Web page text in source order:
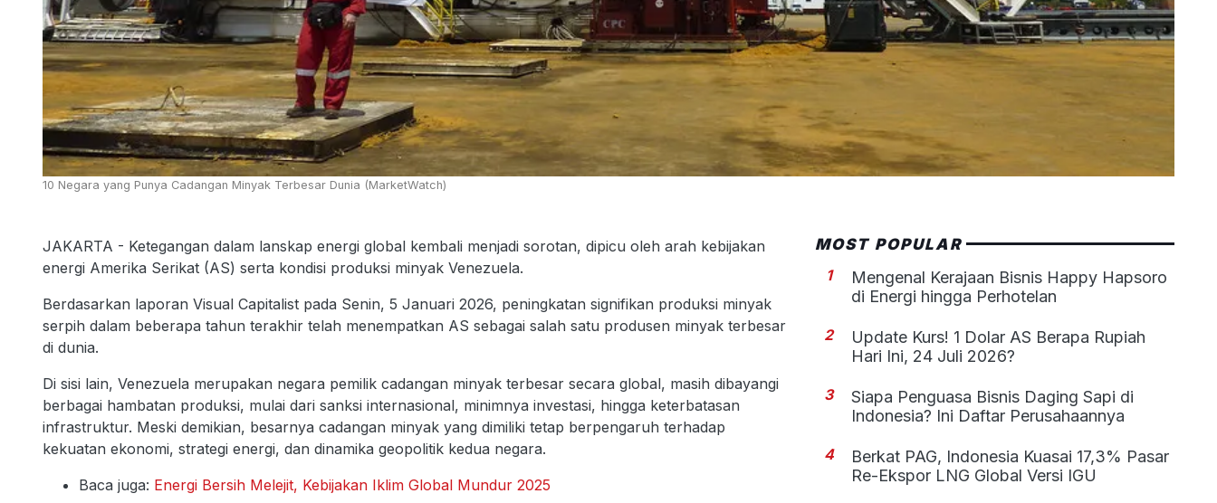
10 Negara yang Punya Cadangan Minyak Terbesar Dunia (MarketWatch)
JAKARTA - Ketegangan dalam lanskap energi global kembali menjadi sorotan, dipicu oleh arah kebijakan
energi Amerika Serikat (AS) serta kondisi produksi minyak Venezuela.
Berdasarkan laporan Visual Capitalist pada Senin, 5 Januari 2026, peningkatan signifikan produksi minyak
serpih dalam beberapa tahun terakhir telah menempatkan AS sebagai salah satu produsen minyak terbesar
di dunia.
Di sisi lain, Venezuela merupakan negara pemilik cadangan minyak terbesar secara global, masih dibayangi
berbagai hambatan produksi, mulai dari sanksi internasional, minimnya investasi, hingga keterbatasan
infrastruktur. Meski demikian, besarnya cadangan minyak yang dimiliki tetap berpengaruh terhadap
kekuatan ekonomi, strategi energi, dan dinamika geopolitik kedua negara.
Baca juga: Energi Bersih Melejit, Kebijakan Iklim Global Mundur 2025
MOST POPULAR
1
Mengenal Kerajaan Bisnis Happy Hapsoro
di Energi hingga Perhotelan
2
Update Kurs! 1 Dolar AS Berapa Rupiah
Hari Ini, 24 Juli 2026?
3
Siapa Penguasa Bisnis Daging Sapi di
Indonesia? Ini Daftar Perusahaannya
4
Berkat PAG, Indonesia Kuasai 17,3% Pasar
Re-Ekspor LNG Global Versi IGU